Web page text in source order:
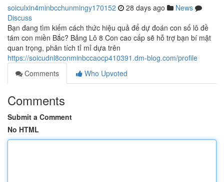
soiculxin4minbcchunmingy170152 28 days ago
News
Discuss
Bạn đang tìm kiếm cách thức hiệu quả để dự đoán con số lô đề
tám con miền Bắc? Bảng Lô 8 Con cao cấp sẽ hỗ trợ bạn bí mật
quan trọng, phân tích tỉ mỉ dựa trên
https://soicudnl8conminbccaocp410391.dm-blog.com/profile
Comments
Who Upvoted
Comments
Submit a Comment
No HTML